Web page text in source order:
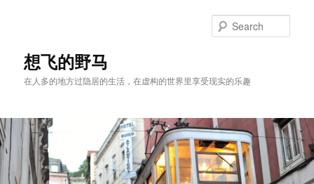
content
content想飞的野马
在人多的地方过隐居的生活，在虚构的世界里享受现实的乐趣